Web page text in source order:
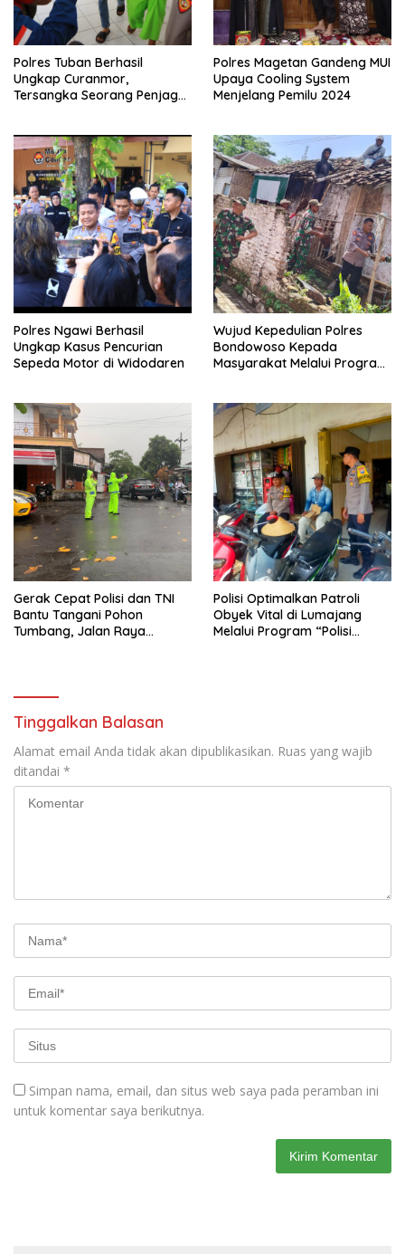
Polres Tuban Berhasil
Ungkap Curanmor,
Tersangka Seorang Penjaga
Polres Magetan Gandeng MUI
Upaya Cooling System
Menjelang Pemilu 2024
Polres Ngawi Berhasil
Ungkap Kasus Pencurian
Sepeda Motor di Widodaren
Wujud Kepedulian Polres
Bondowoso Kepada
Masyarakat Melalui Program
Gerak Cepat Polisi dan TNI
Bantu Tangani Pohon
Tumbang, Jalan Raya
Polisi Optimalkan Patroli
Obyek Vital di Lumajang
Melalui Program “Polisi
Tinggalkan Balasan
Alamat email Anda tidak akan dipublikasikan. Ruas yang wajib
ditandai *
Simpan nama, email, dan situs web saya pada peramban ini
untuk komentar saya berikutnya.